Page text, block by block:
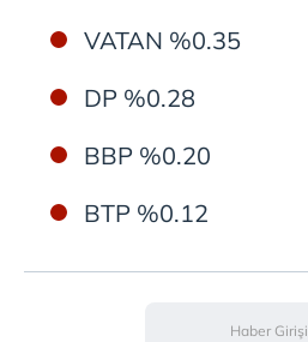
VATAN %0.35
DP %0.28
BBP %0.20
BTP %0.12
Haber Girişi